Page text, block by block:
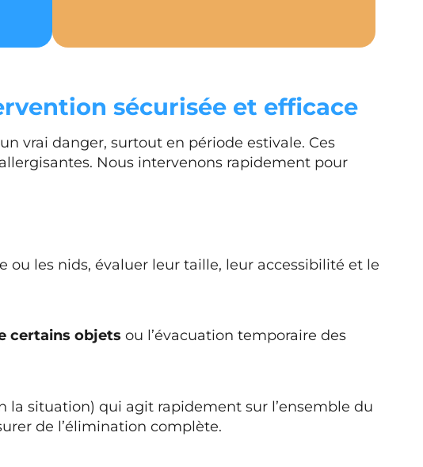
sécurisée et efficace
vrai danger, surtout en période estivale. Ces
Nous intervenons rapidement pour
ou les nids, évaluer leur taille, leur accessibilité et le
certains objets ou l’évacuation temporaire des
la situation) qui agit rapidement sur l’ensemble du
de l’élimination complète.